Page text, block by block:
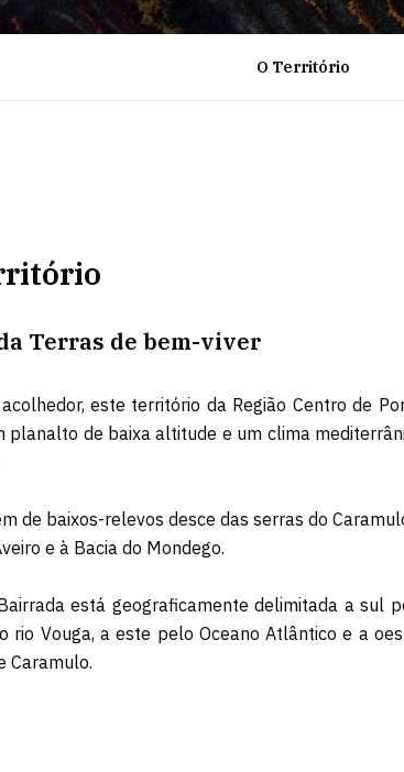
O Território
Terras de bem-viver
este território da Região Centro de
planalto de baixa altitude e um clima
de baixos-relevos desce das serras do
e à Bacia do Mondego.
está geograficamente delimitada a sul
rio Vouga, a este pelo Oceano Atlântico e a
Caramulo.